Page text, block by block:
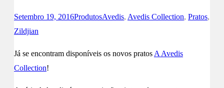
Setembro 19, 2016ProdutosAvedis, Avedis Collection, Pratos,
Zildjian
Já se encontram disponíveis os novos pratos A Avedis
Collection!